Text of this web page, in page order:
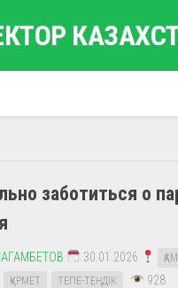
заботиться о
30.01.2026
ҚҰРМЕТ ТЕПЕ-ТЕҢДІК 928